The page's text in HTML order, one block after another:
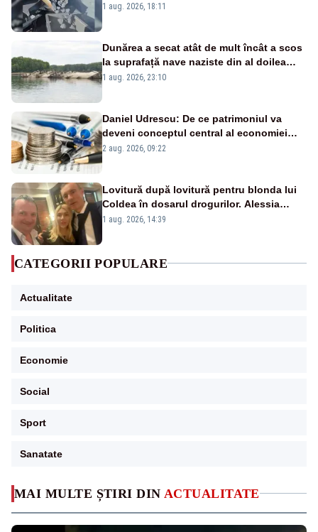
MAI MULTE ȘTIRI DIN ACTUALITATE
pasează vina în plină criză energetică
1 aug. 2026, 18:11
Dunărea a secat atât de mult încât a scos
la suprafață nave naziste din al doilea
război mondial
1 aug. 2026, 23:10
Daniel Udrescu: De ce patrimoniul va
deveni conceptul central al economiei
viitoare?
2 aug. 2026, 09:22
Lovitură după lovitură pentru blonda lui
Coldea în dosarul drogurilor. Alessia
Păcuraru explică decizia magistraților
1 aug. 2026, 14:39
CATEGORII POPULARE
Actualitate
Politica
Economie
Social
Sport
Sanatate